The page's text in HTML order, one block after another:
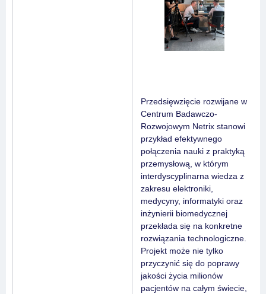
Przedsięwzięcie rozwijane w
Centrum Badawczo-
Rozwojowym Netrix stanowi
przykład efektywnego
połączenia nauki z praktyką
przemysłową, w którym
interdyscyplinarna wiedza z
zakresu elektroniki,
medycyny, informatyki oraz
inżynierii biomedycznej
przekłada się na konkretne
rozwiązania technologiczne.
Projekt może nie tylko
przyczynić się do poprawy
jakości życia milionów
pacjentów na całym świecie,